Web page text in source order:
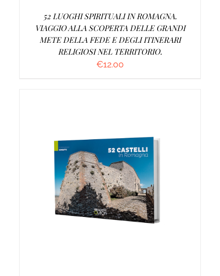
52 LUOGHI SPIRITUALI IN ROMAGNA.
VIAGGIO ALLA SCOPERTA DELLE GRANDI
METE DELLA FEDE E DEGLI ITINERARI
RELIGIOSI NEL TERRITORIO.
€12.00
AGGIUNGI AL CARRELLO / DETTAGLI